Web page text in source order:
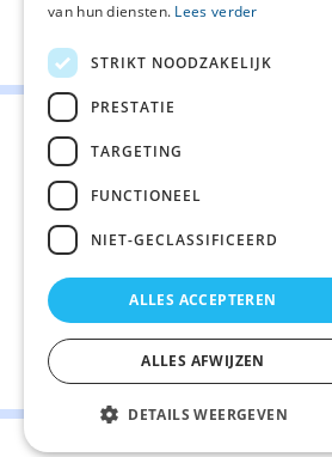
Deel deze pagina:
Contact
Richtlijnen palliatieve zorg is een uitgave
van hun diensten. Lees verder
STRIKT NOODZAKELIJK
PRESTATIE
TARGETING
FUNCTIONEEL
NIET-GECLASSIFICEERD
ALLES ACCEPTEREN
ALLES AFWIJZEN
DETAILS WEERGEVEN